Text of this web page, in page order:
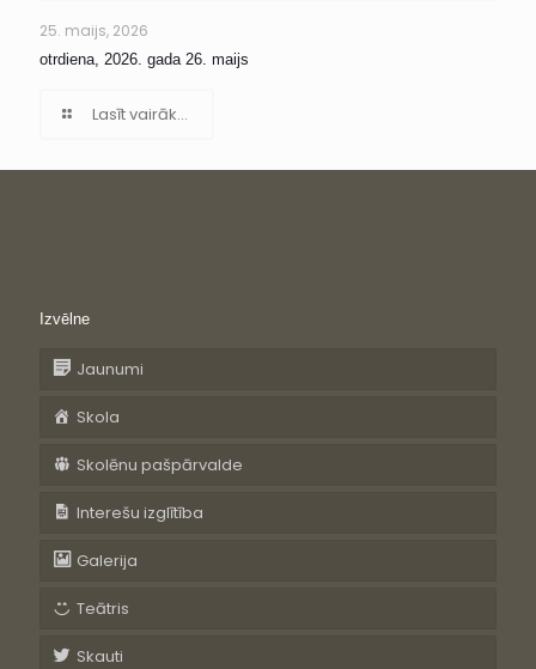
25. maijs, 2026
otrdiena, 2026. gada 26. maijs
Lasīt vairāk...
Izvēlne
Jaunumi
Skola
Skolēnu pašpārvalde
Interešu izglītība
Galerija
Teātris
Skauti